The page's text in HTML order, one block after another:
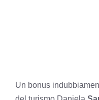
Un bonus